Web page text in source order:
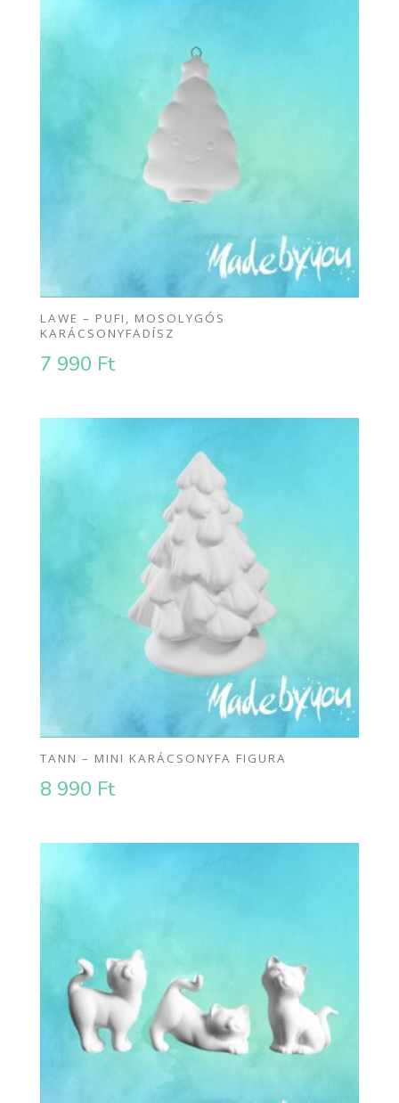
LAWE – PUFI, MOSOLYGÓS
KARÁCSONYFADÍSZ
7 990 Ft
TANN – MINI KARÁCSONYFA FIGURA
8 990 Ft